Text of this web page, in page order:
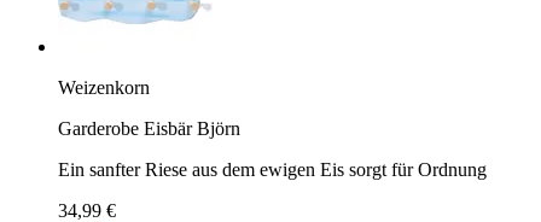
Weizenkorn
Garderobe Eisbär Björn
Ein sanfter Riese aus dem ewigen Eis sorgt für Ordnung
34,99 €